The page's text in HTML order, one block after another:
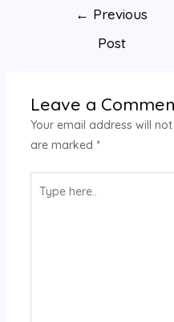
← Previous
Post
Leave a
Your email address will
are marked *
here..